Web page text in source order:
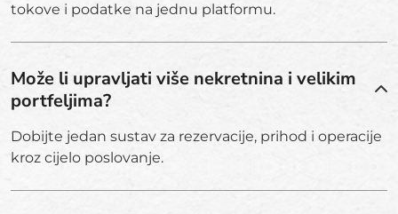
tokove i podatke na jednu platformu.
Može li upravljati više nekretnina i velikim
portfeljima?
Dobijte jedan sustav za rezervacije, prihod i operacije
kroz cijelo poslovanje.